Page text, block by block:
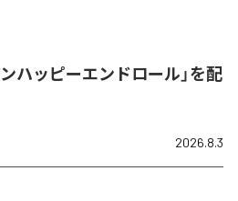
ハッピーエンドロール」を配
2026.8.3